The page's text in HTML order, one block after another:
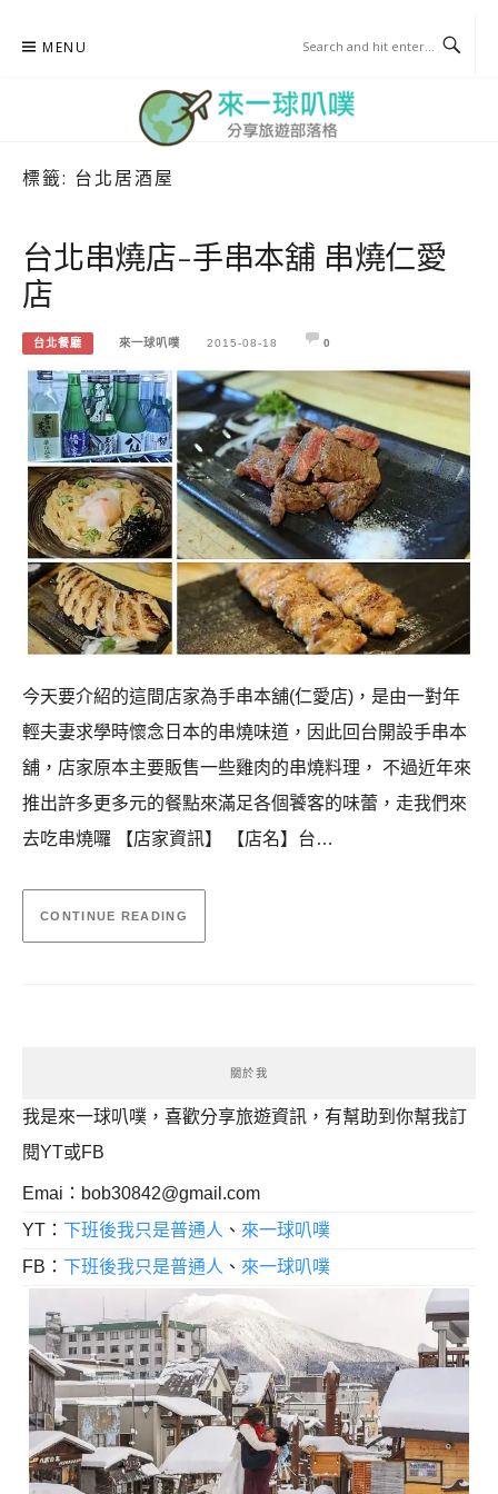
MENU
標籤: 台北居酒屋
台北串燒店-手串本舖 串燒仁愛
店
台北餐廳 來一球叭噗 2015-08-18 0
今天要介紹的這間店家為手串本舖(仁愛店)，是由一對年
輕夫妻求學時懷念日本的串燒味道，因此回台開設手串本
舖，店家原本主要販售一些雞肉的串燒料理， 不過近年來
推出許多更多元的餐點來滿足各個饕客的味蕾，走我們來
去吃串燒囉 【店家資訊】 【店名】台…
CONTINUE READING
關於我
我是來一球叭噗，喜歡分享旅遊資訊，有幫助到你幫我訂
閱YT或FB
Emai： bob30842@gmail.com
YT： 下班後我只是普通人 、 來一球叭噗
FB： 下班後我只是普通人 、 來一球叭噗